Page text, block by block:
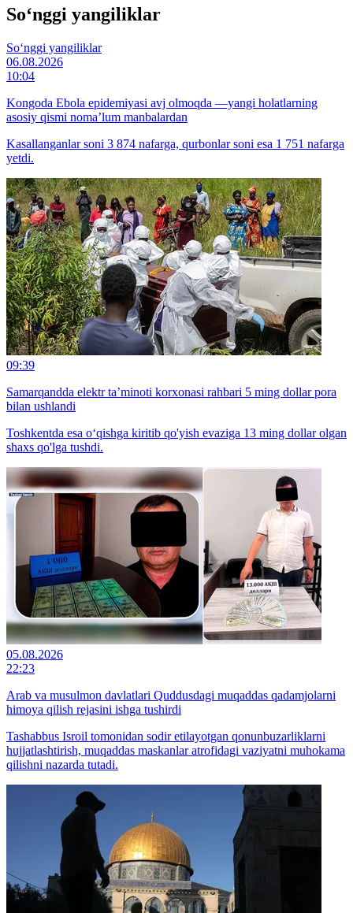
So‘nggi yangiliklar
So‘nggi yangiliklar
06.08.2026
10:04
Kongoda Ebola epidemiyasi avj olmoqda —yangi holatlarning
asosiy qismi noma’lum manbalardan
Kasallanganlar soni 3 874 nafarga, qurbonlar soni esa 1 751 nafarga
yetdi.
09:39
Samarqandda elektr ta’minoti korxonasi rahbari 5 ming dollar pora
bilan ushlandi
Toshkentda esa o‘qishga kiritib qo'yish evaziga 13 ming dollar olgan
shaxs qo'lga tushdi.
05.08.2026
22:23
Arab va musulmon davlatlari Quddusdagi muqaddas qadamjolarni
himoya qilish rejasini ishga tushirdi
Tashabbus Isroil tomonidan sodir etilayotgan qonunbuzarliklarni
hujjatlashtirish, muqaddas maskanlar atrofidagi vaziyatni muhokama
qilishni nazarda tutadi.